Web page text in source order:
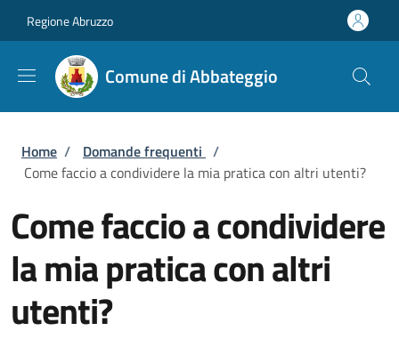
Regione Abruzzo
Comune di Abbateggio
Briciole di pane
Home / Domande frequenti /
Come faccio a condividere la mia pratica con altri utenti?
Come faccio a condividere
la mia pratica con altri
utenti?